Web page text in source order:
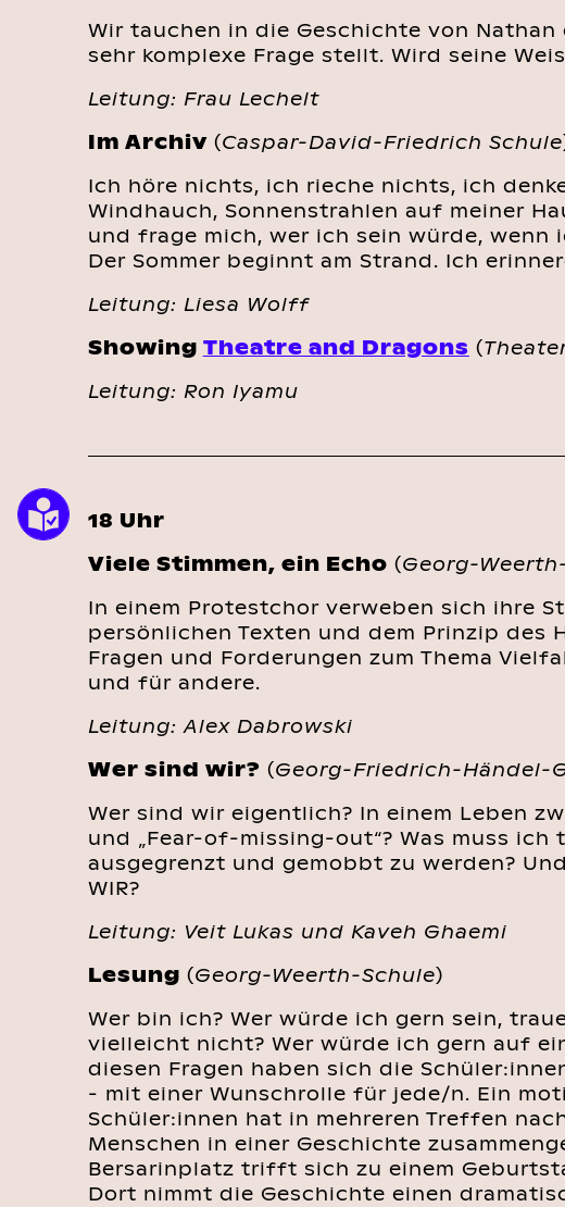
Wir tauchen in die Geschichte von
sehr komplexe Frage stellt. Wird seine
Leitung: Frau Lechelt
Im Archiv(Caspar-David-Friedrich Schule
Ich höre nichts, ich rieche nichts, ich
Windhauch, Sonnenstrahlen auf meiner
und frage mich, wer ich sein würde, wenn
Der Sommer beginnt am Strand. Ich
Leitung: Liesa Wolff
Showing Theatre and Dragons (
Leitung: Ron Iyamu
18 Uhr
Viele Stimmen, ein Echo (Georg-
In einem Protestchor verweben sich ihre
persönlichen Texten und dem Prinzip des
Fragen und Forderungen zum Thema
und für andere.
Leitung: Alex Dabrowski
Wer sind wir? (Georg-Friedrich-Händel-
Wer sind wir eigentlich? In einem Leben
und „Fear-of-missing-out“? Was muss
ausgegrenzt und gemobbt zu werden?
WIR?
Leitung: Veit Lukas und Kaveh Ghaemi
Lesung (Georg-Weerth-Schule)
Wer bin ich? Wer würde ich gern sein,
vielleicht nicht? Wer würde ich gern auf
diesen Fragen haben sich die
- mit einer Wunschrolle für jede/n. Ein
Schüler:innen hat in mehreren Treffen
Menschen in einer Geschichte
Bersarinplatz trifft sich zu einem
Dort nimmt die Geschichte einen